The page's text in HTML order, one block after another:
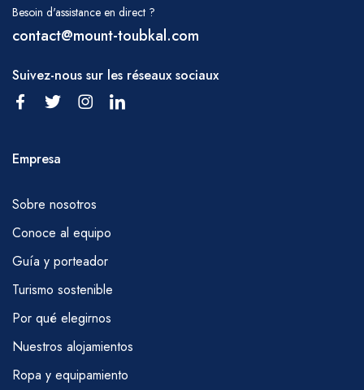
nieve y hacer senderismo en estas áreas
podría requerir el uso de crampones y
precipitaciones, en cualquier forma, pueden
impedir algunas rutas y esto se discutirá antes
RAMADÁN
Mantendremos nuestro programa de
senderismo durante el mes sagrado de
desayunar temprano (antes del amanecer) y
que evite, en la medida de lo posible, beber,
fumar y picar inmediatamente frente a ellos
Besoin d'assistance en direct ?
contact@mount-toubkal.com
Suivez-nous sur les réseaux sociaux
Empresa
Sobre nosotros
Conoce al equipo
Guía y porteador
Turismo sostenible
Por qué elegirnos
Nuestros alojamientos
Ropa y equipamiento